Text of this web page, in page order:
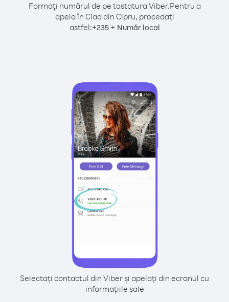
Formați numărul de pe tastatura Viber.Pentru a
apela în Ciad din Cipru, procedați
astfel:+235+ Număr local
Selectați contactul din Viber și apelați din ecranul cu
informațiile sale